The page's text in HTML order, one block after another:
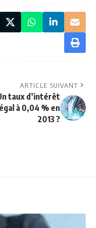
ARTICLE SUIVANT
taux d’intérêt
légal à 0,04 % en
2013 ?